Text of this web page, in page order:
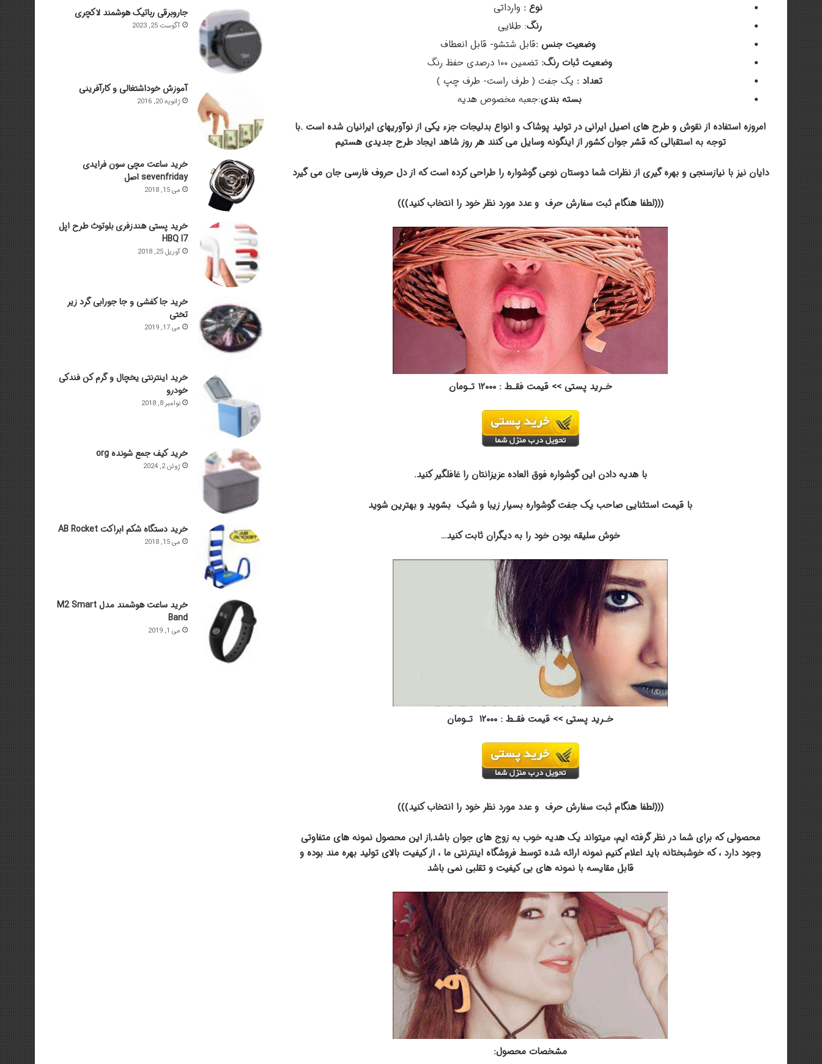
نوع : وارداتی
رنگ: طلایی
وضعیت جنس :قابل شتشو- قابل انعطاف
وضعیت ثبات رنگ: تضمین ۱۰۰ درصدی حفظ رنگ
تعداد : یک جفت ( طرف راست- طرف چپ )
بسته بندی:جعبه مخصوص هدیه
امروزه استفاده از نقوش و طرح های اصیل ایرانی در تولید پوشاک و انواع بدلیجات جزء یکی از نوآوریهای ایرانیان شده است .با
توجه به استقبالی که قشر جوان کشور از اینگونه وسایل می کنند هر روز شاهد ایجاد طرح جدیدی هستیم
دایان نیز با نیازسنجی و بهره گیری از نظرات شما دوستان نوعی گوشواره را طراحی کرده است که از دل حروف فارسی جان می گیرد
(((لطفا هنگام ثبت سفارش حرف و عدد مورد نظر خود را انتخاب کنید)))
خـرید پستی >> قیمت فقـط :۱۲۰۰۰ تـومان
با هدیه دادن این گوشواره فوق العاده عزیزانتان را غافلگیر کنید.
با قیمت استثنایی صاحب یک جفت گوشواره بسیار زیبا و شیک بشوید و بهترین شوید
خوش سلیقه بودن خود را به دیگران ثابت کنید…
خـرید پستی >> قیمت فقـط : ۱۲۰۰۰ تـومان
(((لطفا هنگام ثبت سفارش حرف و عدد مورد نظر خود را انتخاب کنید)))
محصولی که برای شما در نظر گرفته ایم، میتواند یک هدیه خوب به زوج های جوان باشد,از این محصول نمونه های متفاوتی
وجود دارد ، که خوشبختانه باید اعلام کنیم نمونه ارائه شده توسط فروشگاه اینترنتی ما ، از کیفیت بالای تولید بهره مند بوده و
قابل مقایسه با نمونه های بی کیفیت و تقلبی نمی باشد
مشخصات محصول:
جاروبرقی رباتیک هوشمند لاکچری
آگوست 25, 2023
آموزش خوداشتغالی و کارآفرینی
ژانویه 20, 2016
خرید ساعت مچی سون فرایدی
sevenfriday اصل
می 15, 2018
خرید پستی هندزفری بلوتوث طرح اپل
HBQ I7
آوریل 25, 2018
خرید جا کفشی و جا جورابی گرد زیر
تختی
می 17, 2019
خرید اینترنتی یخچال و گرم کن فندکی
خودرو
نوامبر 8, 2018
خرید کیف جمع شونده org
ژوئن 2, 2024
خرید دستگاه شکم ابراکت AB Rocket
می 15, 2018
خرید ساعت هوشمند مدل M2 Smart
Band
می 1, 2019